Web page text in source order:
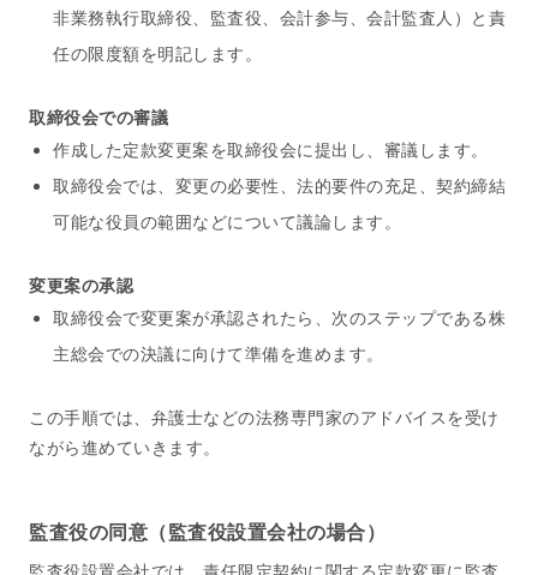
非業務執行取締役、監査役、会計参与、会計監査人）と責
任の限度額を明記します。
取締役会での審議
作成した定款変更案を取締役会に提出し、審議します。
取締役会では、変更の必要性、法的要件の充足、契約締結
可能な役員の範囲などについて議論します。
変更案の承認
取締役会で変更案が承認されたら、次のステップである株
主総会での決議に向けて準備を進めます。
この手順では、弁護士などの法務専門家のアドバイスを受け
ながら進めていきます。
監査役の同意（監査役設置会社の場合）